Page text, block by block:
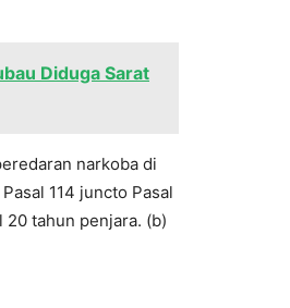
Diduga Sarat
narkoba di
114 juncto Pasal
20 tahun penjara. (b)